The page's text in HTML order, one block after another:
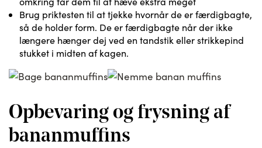
Brug priktesten til at tjekke hvornår de er færdigbagte,
så de holder form. De er færdigbagte når der ikke
længere hænger dej ved en tandstik eller strikkepind
stukket i midten af kagen.
Opbevaring og frysning af
bananmuffins